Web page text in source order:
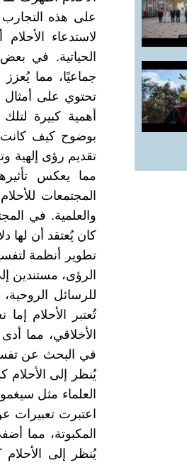
على هذه
لاستدعاء
الحياتية. في
جماعيًا، مما يُعزز
تحتوي على أمثال
أهمية كبيرة
بوضوح كيف كانت
تقديم رؤى إلهية
مما يعكس
المجتمعات
والعلمية. في
كان يُعتقد أن لها
تطوير أنظمة
الرؤى، مستندين
للرسائل
تُعتبر الأحلام
الأخلاقي، مما
في البحث عن
يُنظر إلى الأحلام
العلماء مثل
اعتبرت تعبيرات
المكبوتة، مما
يُنظر إلى